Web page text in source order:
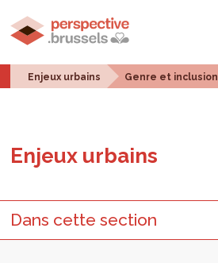
Enjeux urbains Genre et inclusion
Enjeux urbains
Dans cette section